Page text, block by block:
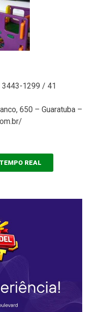
3443-1299 / 41
650 – Guaratuba –
REAL